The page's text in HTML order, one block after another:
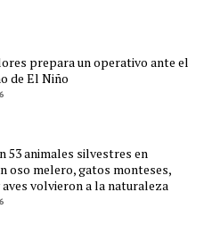
prepara un operativo ante el
de El Niño
53 animales silvestres en
oso melero, gatos monteses,
aves volvieron a la naturaleza